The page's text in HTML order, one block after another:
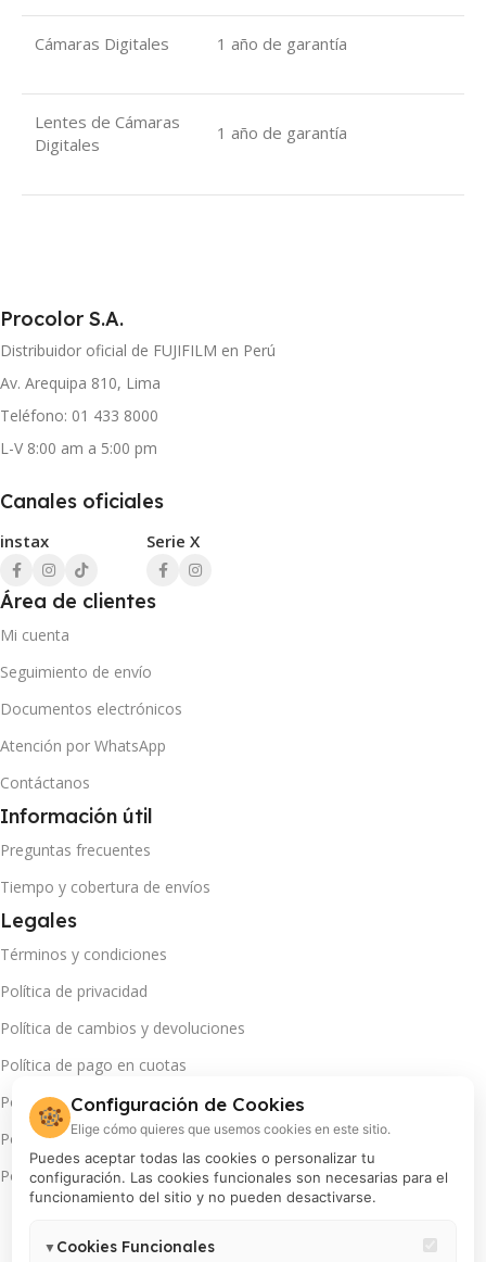
Cámaras Digitales 1 año de garantía
Lentes de Cámaras
Digitales
1 año de garantía
Procolor S.A.
Distribuidor oficial de FUJIFILM en Perú
Av. Arequipa 810, Lima
Teléfono: 01 433 8000
L-V 8:00 am a 5:00 pm
Canales oficiales
instax Serie X
Área de clientes
Mi cuenta
Seguimiento de envío
Documentos electrónicos
Atención por WhatsApp
Contáctanos
Información útil
Preguntas frecuentes
Tiempo y cobertura de envíos
Legales
Términos y condiciones
Política de privacidad
Política de cambios y devoluciones
Política de pago en cuotas
Política de servicio técnico
Política de promociones
Política de cookies
🍪 Configuración de Cookies
Elige cómo quieres que usemos cookies en este sitio.
Puedes aceptar todas las cookies o personalizar tu
configuración. Las cookies funcionales son necesarias para el
funcionamiento del sitio y no pueden desactivarse.
▼ Cookies Funcionales